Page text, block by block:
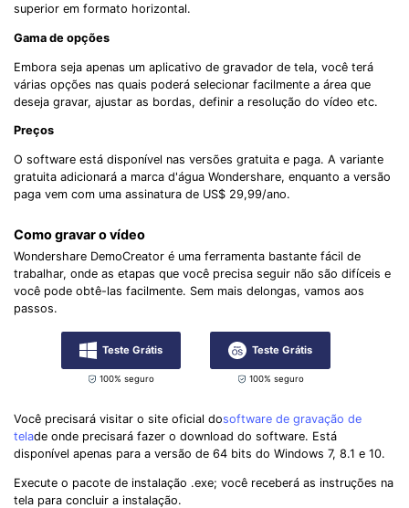
superior em formato horizontal.
Gama de opções
Embora seja apenas um aplicativo de gravador de tela, você terá
várias opções nas quais poderá selecionar facilmente a área que
deseja gravar, ajustar as bordas, definir a resolução do vídeo etc.
Preços
O software está disponível nas versões gratuita e paga. A variante
gratuita adicionará a marca d'água Wondershare, enquanto a versão
paga vem com uma assinatura de US$ 29,99/ano.
Como gravar o vídeo
Wondershare DemoCreator é uma ferramenta bastante fácil de
trabalhar, onde as etapas que você precisa seguir não são difíceis e
você pode obtê-las facilmente. Sem mais delongas, vamos aos
passos.
Teste Grátis
100% seguro
Teste Grátis
100% seguro
Você precisará visitar o site oficial dosoftware de gravação de
telade onde precisará fazer o download do software. Está
disponível apenas para a versão de 64 bits do Windows 7, 8.1 e 10.
Execute o pacote de instalação .exe; você receberá as instruções na
tela para concluir a instalação.